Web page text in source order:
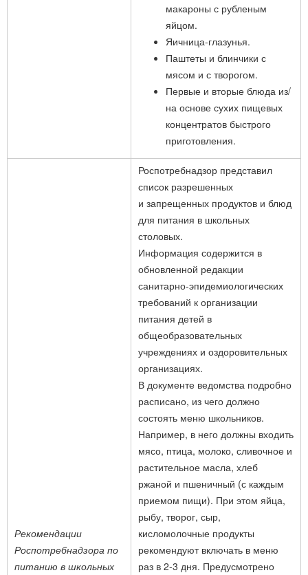
макароны с рубленым
яйцом.
Яичница-глазунья.
Паштеты и блинчики с
мясом и с творогом.
Первые и вторые блюда из/
на основе сухих пищевых
концентратов быстрого
приготовления.
Рекомендации
Роспотребнадзора по
питанию в школьных
Роспотребнадзор представил
список разрешенных
и запрещенных продуктов и блюд
для питания в школьных
столовых.
Информация содержится в
обновленной редакции
санитарно-эпидемиологических
требований к организации
питания детей в
общеобразовательных
учреждениях и оздоровительных
организациях.
В документе ведомства подробно
расписано, из чего должно
состоять меню школьников.
Например, в него должны входить
мясо, птица, молоко, сливочное и
растительное масла, хлеб
ржаной и пшеничный (с каждым
приемом пищи). При этом яйца,
рыбу, творог, сыр,
кисломолочные продукты
рекомендуют включать в меню
раз в 2-3 дня. Предусмотрено